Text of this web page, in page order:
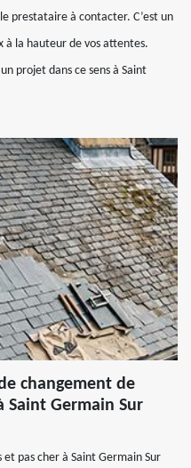
prestataire à contacter. C’est un
à la hauteur de vos attentes.
projet dans ce sens à Saint
changement de
Germain Sur
et pas cher à Saint Germain Sur